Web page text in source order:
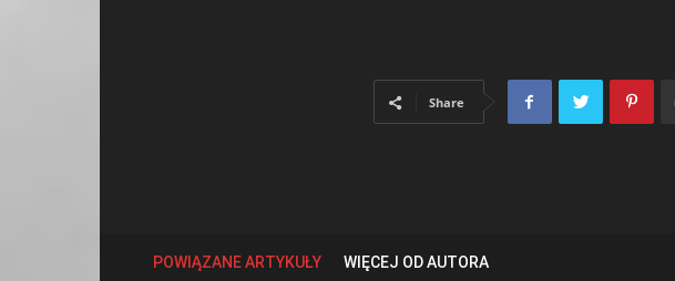
Share
POWIĄZANE ARTYKUŁY WIĘCEJ OD AUTORA